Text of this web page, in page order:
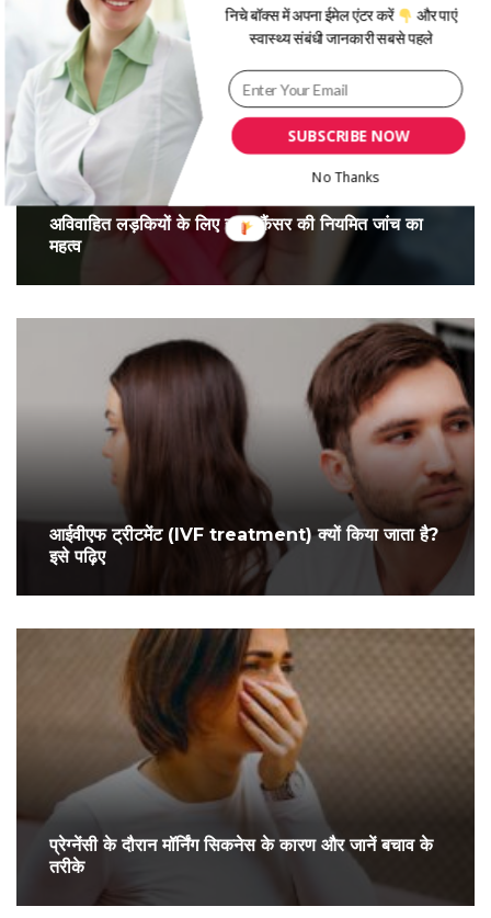
अविवाहित लड़कियों के लिए स्तन कैंसर की नियमित जांच का
महत्व
आईवीएफ ट्रीटमेंट (IVF treatment) क्यों किया जाता है?
इसे पढ़िए
प्रेग्‍नेंसी के दौरान मॉर्निंग सिकनेस के कारण और जानें बचाव के
तरीके
SUBSCRIBE NOW
निचे बॉक्स में अपना ईमेल एंटर करें
और पाएं
स्वास्थ्य संबंधी जानकारी सबसे पहले
No Thanks